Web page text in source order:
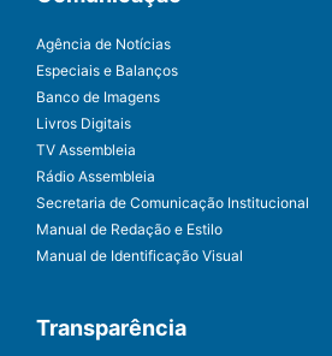
Agência de Notícias
Especiais e Balanços
Banco de Imagens
Livros Digitais
TV Assembleia
Rádio Assembleia
Secretaria de Comunicação Institucional
Manual de Redação e Estilo
Manual de Identificação Visual
Transparência